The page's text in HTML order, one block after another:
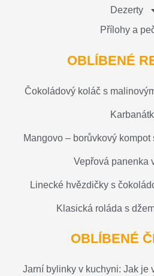
Dezerty
Přílohy a
OBLÍBENÉ
Čokoládový koláč s
Mangovo – borůvkový kompot
Vepřová panenka
Linecké hvězdičky s
Klasická roláda s
OBLÍBENÉ
Jarní bylinky v kuchyni: Jak je